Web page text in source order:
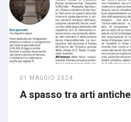
01 MAGGIO 2024
A spasso tra arti antiche